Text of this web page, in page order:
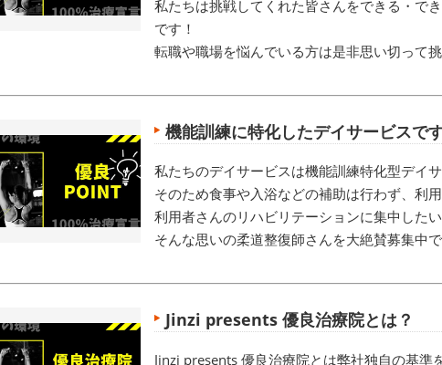
私たちは挑戦してくれた皆さんをできる・で
です！
転職や職場を悩んでいる方は是非思い切って
機能訓練に特化したデイサービスで
私たちのデイサービスは機能訓練特化型デイ
そのため食事や入浴などの補助は行わず、利
利用者さんのリハビリテーションに集中した
そんな思いの柔道整復師さんを大絶賛募集中で
Jinzi presents 優良治療院とは？
Jinzi presents 優良治療院とは弊社独自の基準